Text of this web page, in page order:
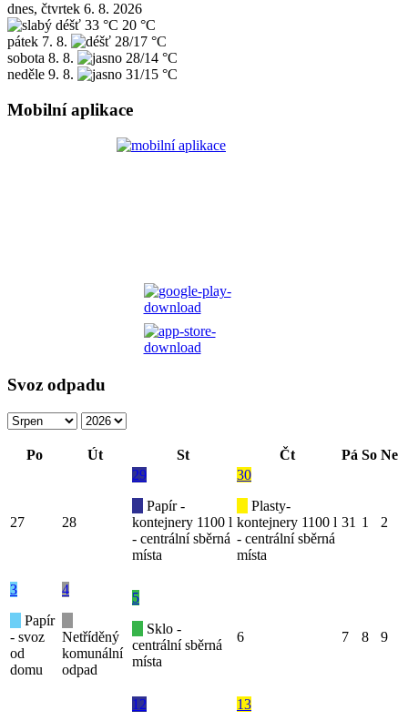
dnes, čtvrtek 6. 8. 2026
33 °C 20 °C
pátek 7. 8.
28/17 °C
sobota 8. 8.
28/14 °C
neděle 9. 8. 31/15 °C
Mobilní aplikace
Svoz odpadu
Po Út St Čt Pá So Ne
27 28
29
Papír -
kontejnery 1100 l
- centrální sběrná
místa
30
Plasty-
kontejnery 1100 l
- centrální sběrná
místa
31 1 2
3
Papír
- svoz
od
domu
4
Netříděný
komunální
odpad
5
Sklo -
centrální sběrná
místa
6 7 8 9
12
13